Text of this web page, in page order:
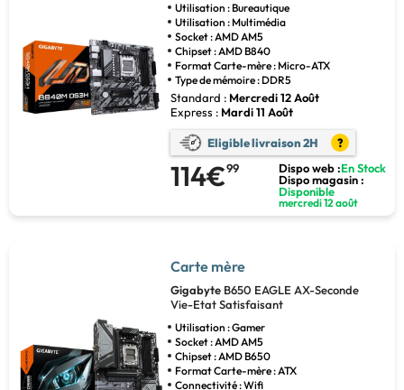
Utilisation : Bureautique
Utilisation : Multimédia
Socket : AMD AM5
Chipset : AMD B840
Format Carte-mère : Micro-ATX
Type de mémoire : DDR5
Standard : Mercredi 12 Août
Express : Mardi 11 Août
Eligible livraison 2H ?
114€99 Dispo web :En Stock
Dispo magasin :
Disponible
mercredi 12 août
Carte mère
Gigabyte B650 EAGLE AX-Seconde
Vie-Etat Satisfaisant
Utilisation : Gamer
Socket : AMD AM5
Chipset : AMD B650
Format Carte-mère : ATX
Connectivité : Wifi